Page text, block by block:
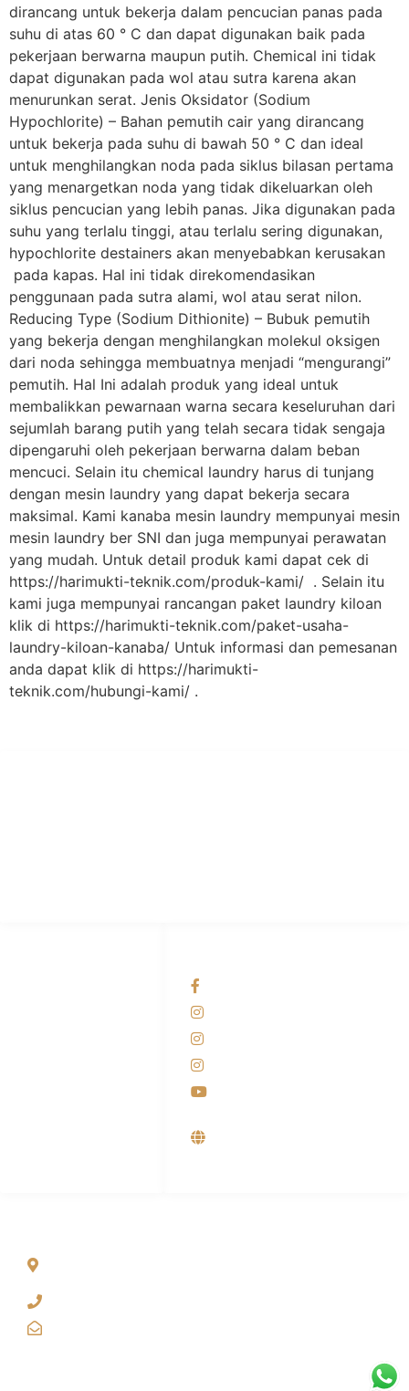
dirancang untuk bekerja dalam pencucian panas pada
suhu di atas 60 ° C dan dapat digunakan baik pada
pekerjaan berwarna maupun putih. Chemical ini tidak
dapat digunakan pada wol atau sutra karena akan
menurunkan serat. Jenis Oksidator (Sodium
Hypochlorite) – Bahan pemutih cair yang dirancang
untuk bekerja pada suhu di bawah 50 ° C dan ideal
untuk menghilangkan noda pada siklus bilasan pertama
yang menargetkan noda yang tidak dikeluarkan oleh
siklus pencucian yang lebih panas. Jika digunakan pada
suhu yang terlalu tinggi, atau terlalu sering digunakan,
hypochlorite destainers akan menyebabkan kerusakan
pada kapas. Hal ini tidak direkomendasikan
penggunaan pada sutra alami, wol atau serat nilon.
Reducing Type (Sodium Dithionite) – Bubuk pemutih
yang bekerja dengan menghilangkan molekul oksigen
dari noda sehingga membuatnya menjadi “mengurangi”
pemutih. Hal Ini adalah produk yang ideal untuk
membalikkan pewarnaan warna secara keseluruhan dari
sejumlah barang putih yang telah secara tidak sengaja
dipengaruhi oleh pekerjaan berwarna dalam beban
mencuci. Selain itu chemical laundry harus di tunjang
dengan mesin laundry yang dapat bekerja secara
maksimal. Kami kanaba mesin laundry mempunyai mesin
mesin laundry ber SNI dan juga mempunyai perawatan
yang mudah. Untuk detail produk kami dapat cek di
https://harimukti-teknik.com/produk-kami/ . Selain itu
kami juga mempunyai rancangan paket laundry kiloan
klik di https://harimukti-teknik.com/paket-usaha-
laundry-kiloan-kanaba/ Untuk informasi dan pemesanan
anda dapat klik di https://harimukti-
teknik.com/hubungi-kami/ .